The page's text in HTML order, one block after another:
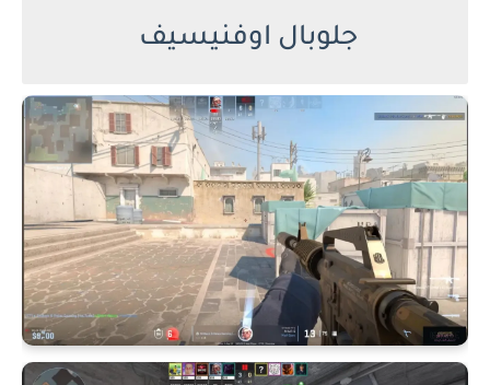
جلوبال اوفنيسيف